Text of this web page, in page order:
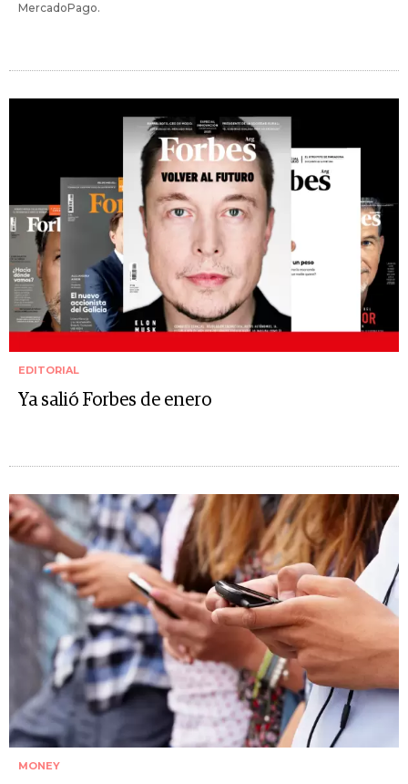
MercadoPago.
EDITORIAL
Ya salió Forbes de enero
MONEY